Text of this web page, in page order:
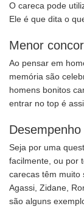
O careca pode
Ele é que dita o
Menor
Ao pensar em
memória são
homens bonitos
entrar no top é
Seja por uma
facilmente, ou por
carecas têm muito
Agassi, Zidane,
são alguns